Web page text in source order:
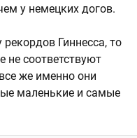
у немецких догов.
Гиннесса, то
не соответствуют
же именно они
маленькие и самые